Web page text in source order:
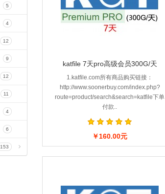
5
4
12
9
12
11
4
6
153
katfile 7天pro高级会员300G/天
1.katfile.com所有商品购买链接：
http://www.soonerbuy.com/index.php?
route=product/search&search=katfile下单
付款..
￥160.00元